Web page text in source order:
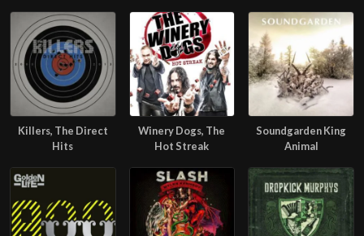
Killers, The Direct
Hits
Winery Dogs, The
Hot Streak
Soundgarden King
Animal